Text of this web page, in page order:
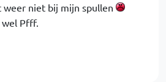
niet bij mijn spullen
Pfff.